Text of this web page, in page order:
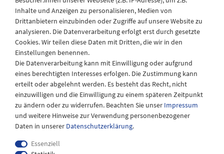
Laden Öffnungszeiten
Montag - Freitag
08:30 - 12:30 und 13.00 - 17.30 Uhr
Samstags
08:30 bis 12:30 Uhr
Inhalte und Anzeigen zu personalisieren, Medien von
Drittanbietern einzubinden oder Zugriffe auf unsere Website zu
analysieren. Die Datenverarbeitung erfolgt erst durch gesetzte
Cookies. Wir teilen diese Daten mit Dritten, die wir in den
Einstellungen benennen.
Die Datenverarbeitung kann mit Einwilligung oder aufgrund
eines berechtigten Interesses erfolgen. Die Zustimmung kann
erteilt oder abgelehnt werden. Es besteht das Recht, nicht
einzuwilligen und die Einwilligung zu einem späteren Zeitpunkt
zu ändern oder zu widerrufen. Beachten Sie unser Impressum
und weitere Hinweise zur Verwendung personenbezogener
Daten in unserer Daten­schutz­erklärung.
Essenziell